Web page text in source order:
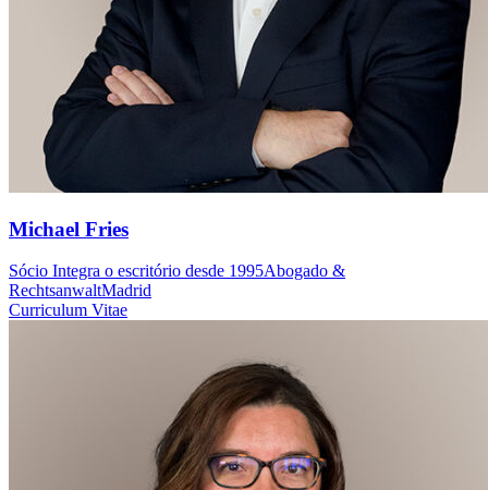
Michael Fries
Sócio Integra o escritório desde 1995Abogado &
RechtsanwaltMadrid
Curriculum Vitae